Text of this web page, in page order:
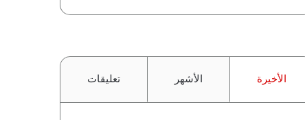
الأخيرة الأشهر تعليقات